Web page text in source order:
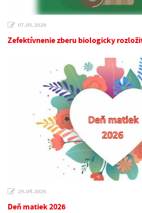
07.05.2026
Zefektívnenie zberu biologicky
29.04.2026
Deň matiek 2026